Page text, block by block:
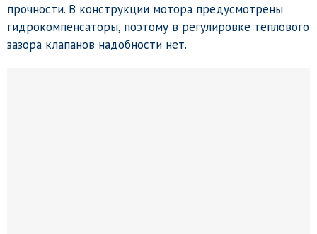
прочности. В конструкции мотора предусмотрены
гидрокомпенсаторы, поэтому в регулировке теплового
зазора клапанов надобности нет.